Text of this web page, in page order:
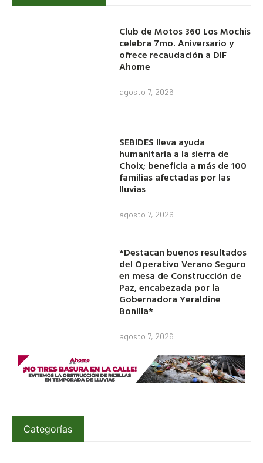
Club de Motos 360 Los Mochis
celebra 7mo. Aniversario y
ofrece recaudación a DIF
Ahome
agosto 7, 2026
SEBIDES lleva ayuda
humanitaria a la sierra de
Choix; beneficia a más de 100
familias afectadas por las
lluvias
agosto 7, 2026
*Destacan buenos resultados
del Operativo Verano Seguro
en mesa de Construcción de
Paz, encabezada por la
Gobernadora Yeraldine
Bonilla*
agosto 7, 2026
Categorías